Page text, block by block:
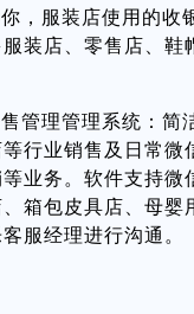
服装店使用的收
装店、零售店、
理管理系统：简
行业销售及日常
业务。软件支持
箱包皮具店、母
服经理进行沟通。